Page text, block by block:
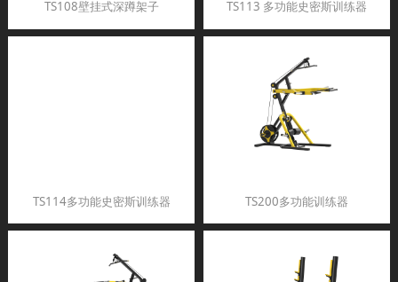
TS108壁挂式深蹲架子 TS113 多功能史密斯训练器
TS114多功能史密斯训练器 TS200多功能训练器